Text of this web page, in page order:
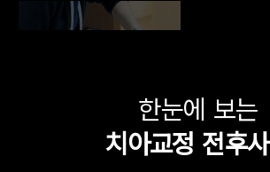
10
한눈에 보는
치아교정 전후